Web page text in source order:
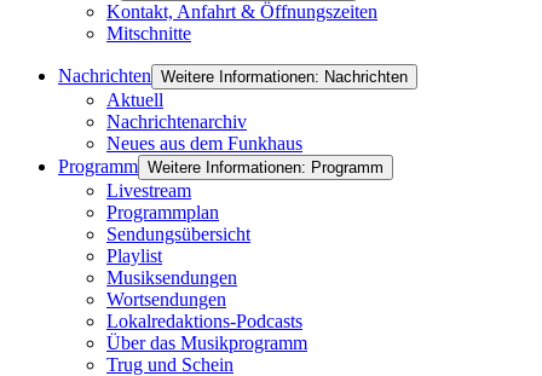
Kontakt, Anfahrt & Öffnungszeiten
Mitschnitte
Nachrichten Weitere Informationen: Nachrichten
Aktuell
Nachrichtenarchiv
Neues aus dem Funkhaus
Programm Weitere Informationen: Programm
Livestream
Programmplan
Sendungsübersicht
Playlist
Musiksendungen
Wortsendungen
Lokalredaktions-Podcasts
Über das Musikprogramm
Trug und Schein